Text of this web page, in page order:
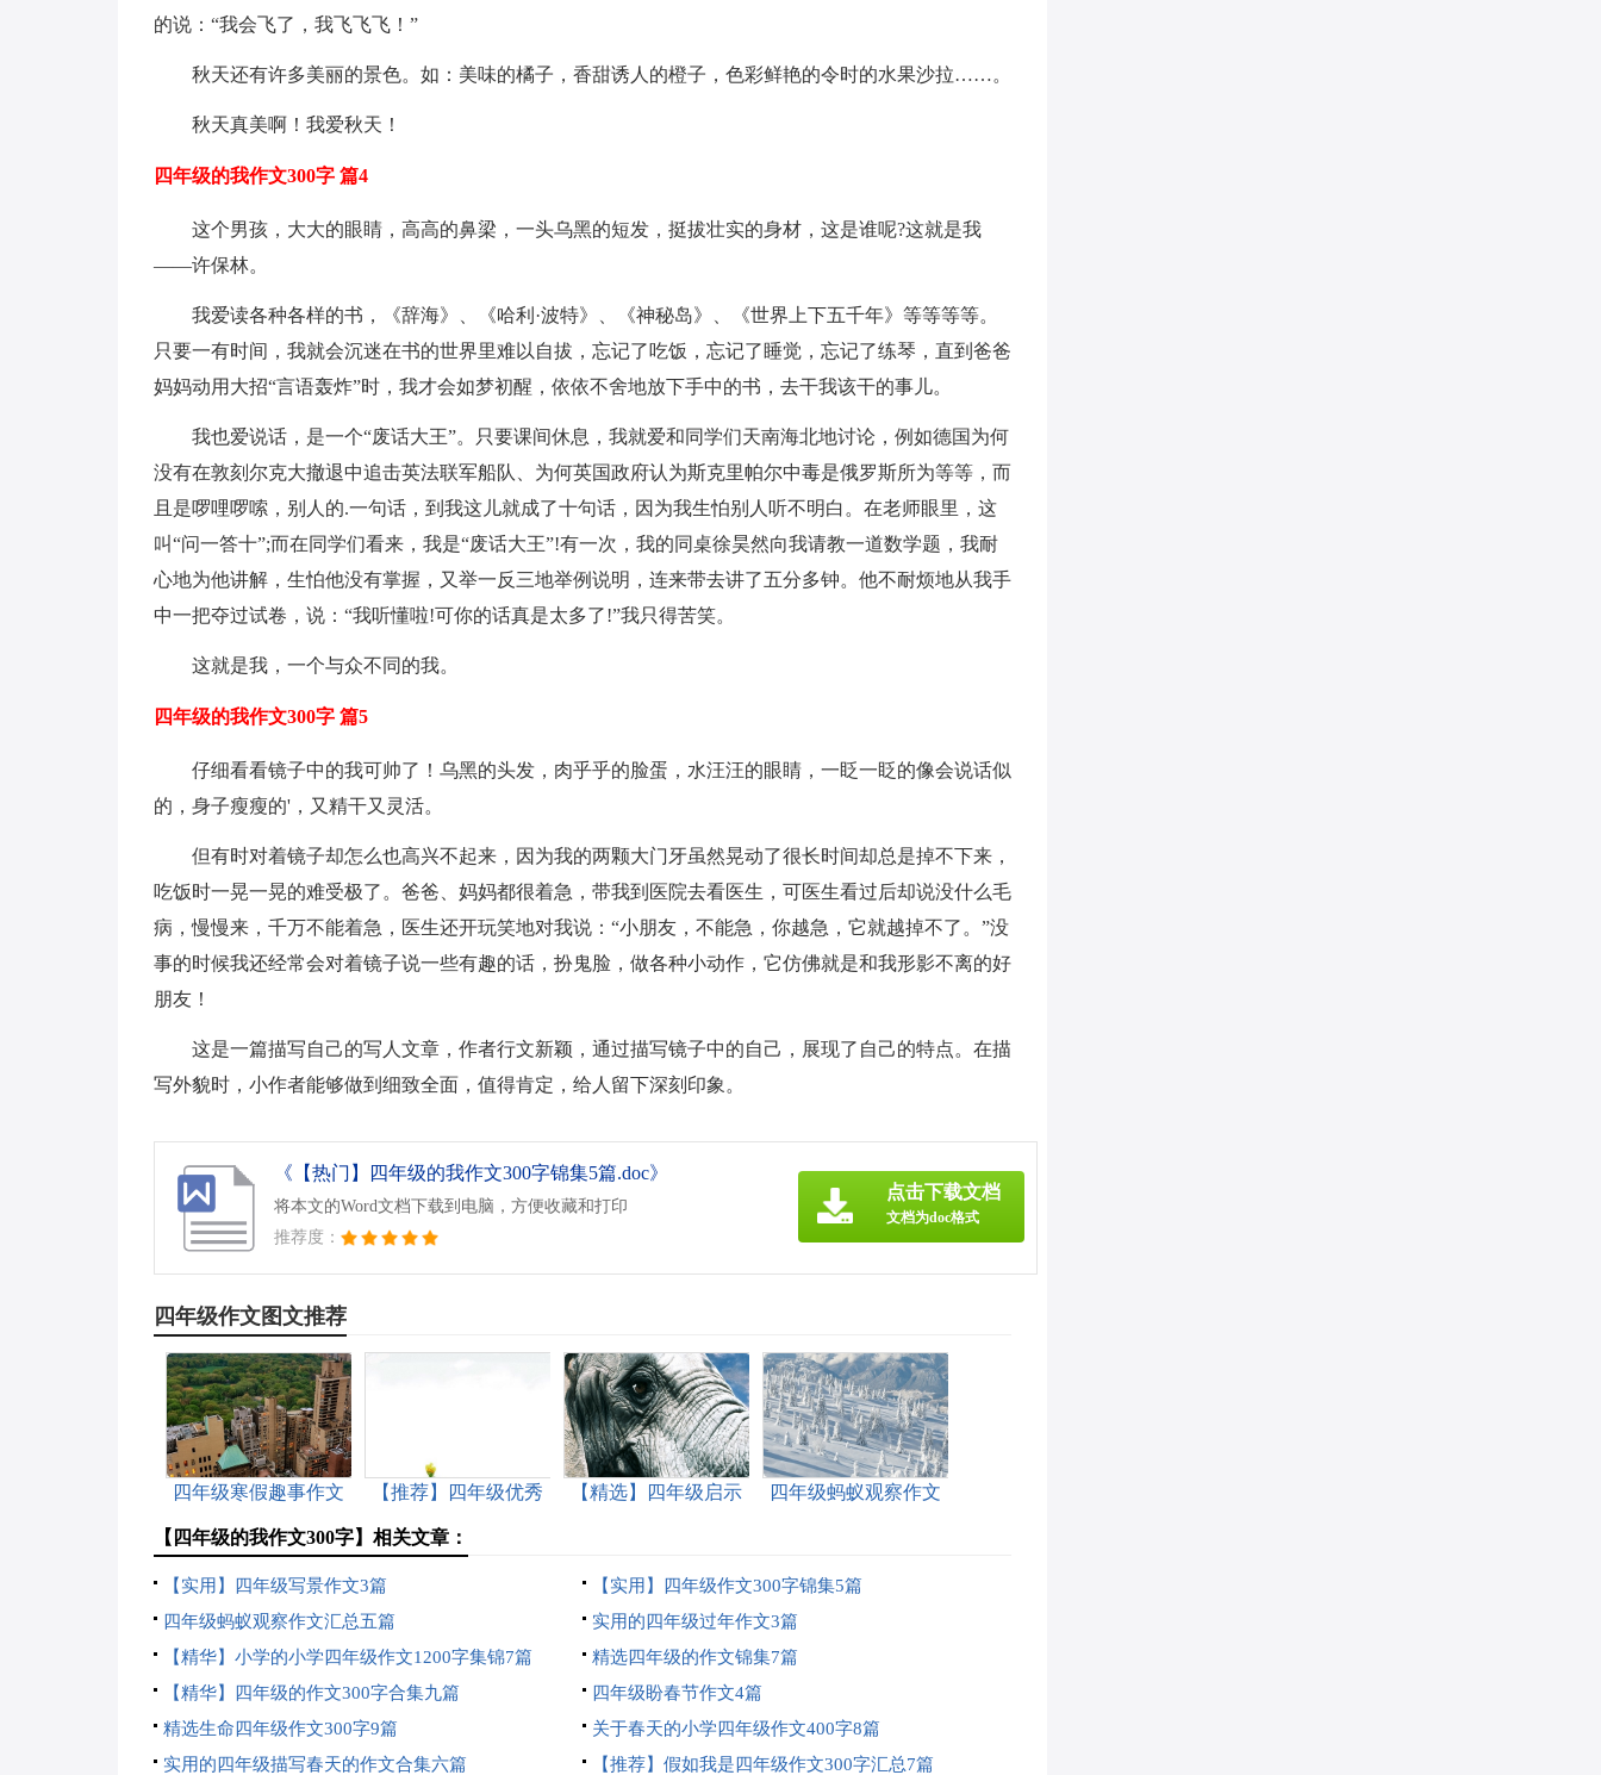
的说：“我会飞了，我飞飞飞！”
秋天还有许多美丽的景色。如：美味的橘子，香甜诱人的橙子，色彩鲜艳的令时的水果沙拉……。
秋天真美啊！我爱秋天！
四年级的我作文300字 篇4
这个男孩，大大的眼睛，高高的鼻梁，一头乌黑的短发，挺拔壮实的身材，这是谁呢?这就是我
——许保林。
我爱读各种各样的书，《辞海》、《哈利·波特》、《神秘岛》、《世界上下五千年》等等等等。
只要一有时间，我就会沉迷在书的世界里难以自拔，忘记了吃饭，忘记了睡觉，忘记了练琴，直到爸爸
妈妈动用大招“言语轰炸”时，我才会如梦初醒，依依不舍地放下手中的书，去干我该干的事儿。
我也爱说话，是一个“废话大王”。只要课间休息，我就爱和同学们天南海北地讨论，例如德国为何
没有在敦刻尔克大撤退中追击英法联军船队、为何英国政府认为斯克里帕尔中毒是俄罗斯所为等等，而
且是啰哩啰嗦，别人的.一句话，到我这儿就成了十句话，因为我生怕别人听不明白。在老师眼里，这
叫“问一答十”;而在同学们看来，我是“废话大王”!有一次，我的同桌徐昊然向我请教一道数学题，我耐
心地为他讲解，生怕他没有掌握，又举一反三地举例说明，连来带去讲了五分多钟。他不耐烦地从我手
中一把夺过试卷，说：“我听懂啦!可你的话真是太多了!”我只得苦笑。
这就是我，一个与众不同的我。
四年级的我作文300字 篇5
仔细看看镜子中的我可帅了！乌黑的头发，肉乎乎的脸蛋，水汪汪的眼睛，一眨一眨的像会说话似
的，身子瘦瘦的'，又精干又灵活。
但有时对着镜子却怎么也高兴不起来，因为我的两颗大门牙虽然晃动了很长时间却总是掉不下来，
吃饭时一晃一晃的难受极了。爸爸、妈妈都很着急，带我到医院去看医生，可医生看过后却说没什么毛
病，慢慢来，千万不能着急，医生还开玩笑地对我说：“小朋友，不能急，你越急，它就越掉不了。”没
事的时候我还经常会对着镜子说一些有趣的话，扮鬼脸，做各种小动作，它仿佛就是和我形影不离的好
朋友！
这是一篇描写自己的写人文章，作者行文新颖，通过描写镜子中的自己，展现了自己的特点。在描
写外貌时，小作者能够做到细致全面，值得肯定，给人留下深刻印象。
《【热门】四年级的我作文300字锦集5篇.doc》
将本文的Word文档下载到电脑，方便收藏和打印
推荐度：
点击下载文档
文档为doc格式
四年级作文图文推荐
四年级寒假趣事作文
【推荐】四年级优秀
【精选】四年级启示
四年级蚂蚁观察作文
【四年级的我作文300字】相关文章：
【实用】四年级写景作文3篇
【实用】四年级作文300字锦集5篇
四年级蚂蚁观察作文汇总五篇
实用的四年级过年作文3篇
【精华】小学的小学四年级作文1200字集锦7篇
精选四年级的作文锦集7篇
【精华】四年级的作文300字合集九篇
四年级盼春节作文4篇
精选生命四年级作文300字9篇
关于春天的小学四年级作文400字8篇
实用的四年级描写春天的作文合集六篇
【推荐】假如我是四年级作文300字汇总7篇